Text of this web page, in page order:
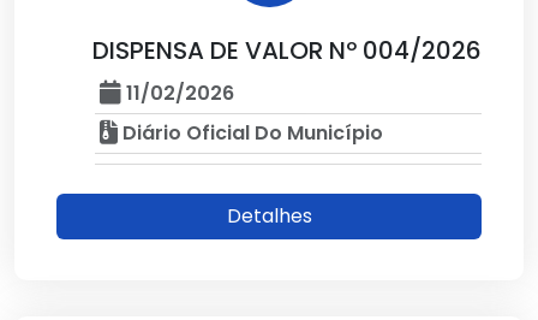
DISPENSA DE VALOR Nº 004/2026
11/02/2026
Diário Oficial Do Município
Detalhes